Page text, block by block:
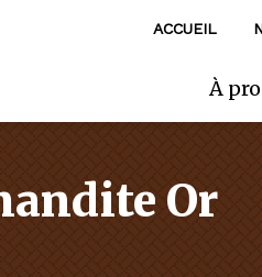
ACCUEIL
À
Or